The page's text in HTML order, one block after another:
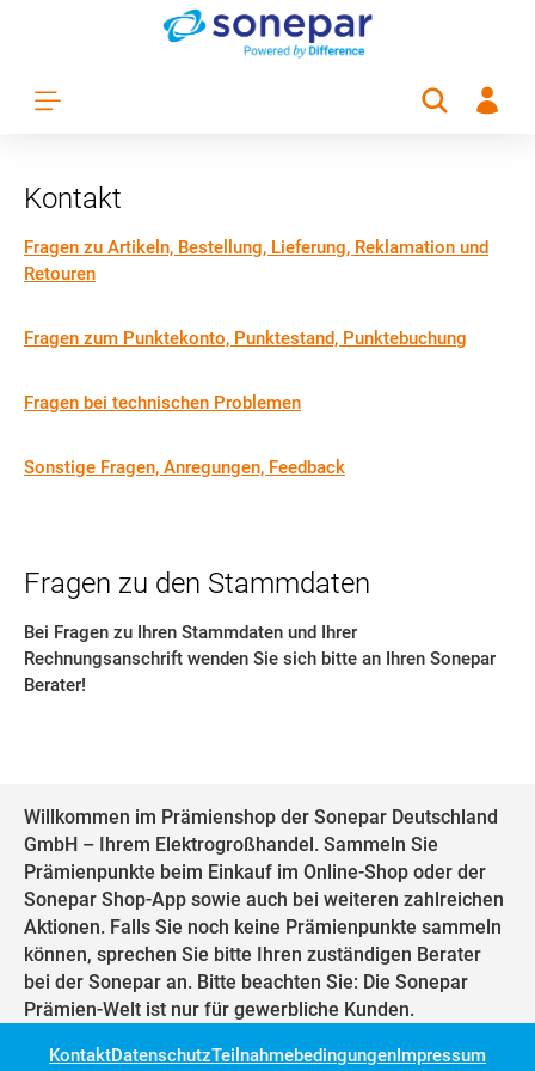
Zum Hauptinhalt springen
Kontakt
Fragen zu Artikeln, Bestellung, Lieferung, Reklamation und
Retouren
Fragen zum Punktekonto, Punktestand, Punktebuchung
Fragen bei technischen Problemen
Sonstige Fragen, Anregungen, Feedback
Fragen zu den Stammdaten
Bei Fragen zu Ihren Stammdaten und Ihrer
Rechnungsanschrift wenden Sie sich bitte an Ihren Sonepar
Berater!
Willkommen im Prämienshop der Sonepar Deutschland
GmbH – Ihrem Elektrogroßhandel. Sammeln Sie
Prämienpunkte beim Einkauf im Online-Shop oder der
Sonepar Shop-App sowie auch bei weiteren zahlreichen
Aktionen. Falls Sie noch keine Prämienpunkte sammeln
können, sprechen Sie bitte Ihren zuständigen Berater
bei der Sonepar an. Bitte beachten Sie: Die Sonepar
Prämien-Welt ist nur für gewerbliche Kunden.
KontaktDatenschutzTeilnahmebedingungenImpressum